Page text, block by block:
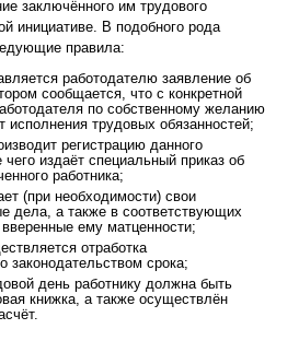
заключённого им трудового
инициативе. В подобного рода
правила:
работодателю заявление об
сообщается, что с конкретной
по собственному желанию
исполнения трудовых обязанностей;
регистрацию данного
издаёт специальный приказ об
работника;
(при необходимости) свои
дела, а также в соответствующих
ему матценности;
отработка
законодательством срока;
день работнику должна быть
книжка, а также осуществлён